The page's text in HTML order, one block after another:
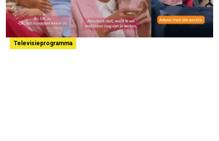
Televisieprogramma